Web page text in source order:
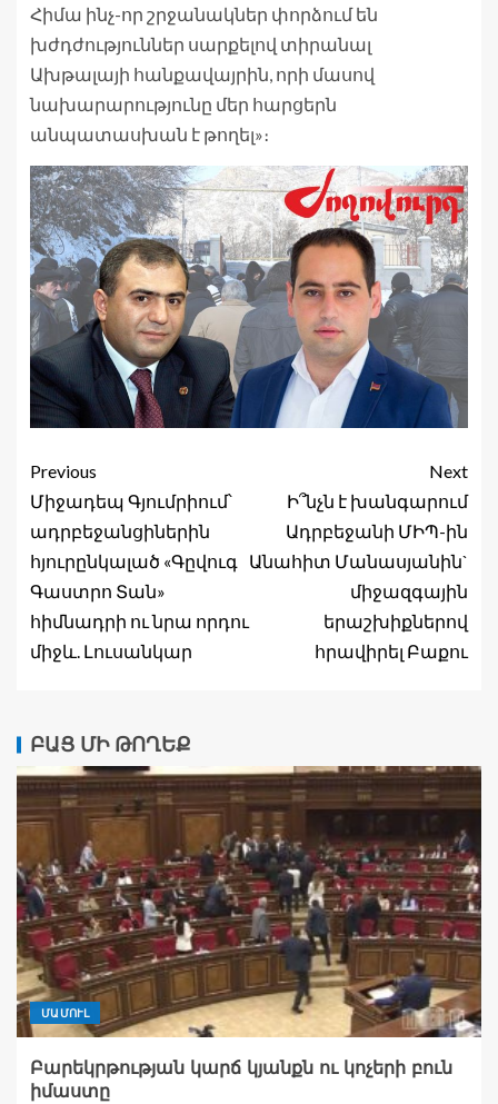
Հիմա ինչ-որ շրջանակներ փորձում են
խժդժություններ սարքելով տիրանալ
Ախթալայի հանքավայրին, որի մասով
նախարարությունը մեր հարցերն
անպատասխան է թողել»։
Previous
Միջադեպ Գյումրիում՝
ադրբեջանցիներին
հյուրընկալած «Գըվուգ
Գաստրո Տան»
հիմնադրի ու նրա որդու
միջև. Լուսանկար
Next
Ի՞նչն է խանգարում
Ադրբեջանի ՄԻՊ-ին
Անահիտ Մանասյանին`
միջազգային
երաշխիքներով
հրավիրել Բաքու
ԲԱՑ ՄԻ ԹՈՂԵՔ
ՄԱՄՈՒԼ
Բարեկրթության կարճ կյանքն ու կոչերի բուն
իմաստը